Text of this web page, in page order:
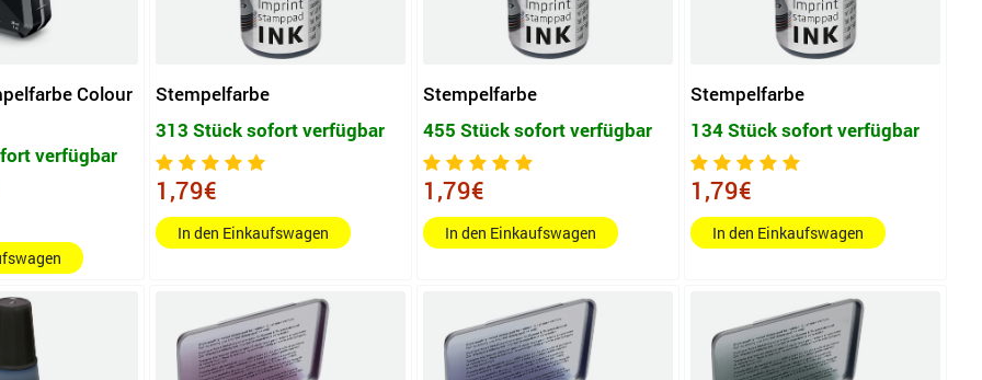
Colour
verfügbar
Stempelfarbe
313 Stück sofort verfügbar
1,79€
In den Einkaufswagen
Stempelfarbe
455 Stück sofort verfügbar
1,79€
In den Einkaufswagen
Stempelfarbe
134 Stück sofort verfügbar
1,79€
In den Einkaufswagen